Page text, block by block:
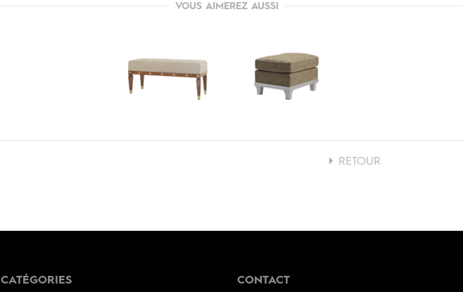
VOUS AIMEREZ AUSSI
RETOUR
CATÉGORIES CONTACT